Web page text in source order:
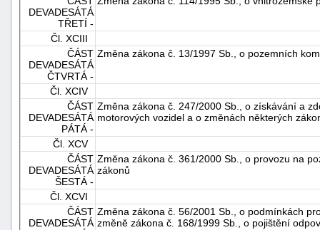
DEVADESÁTÁ
TŘETÍ -
Čl. XCIII
ČÁST
DEVADESÁTÁ
ČTVRTÁ -
Změna zákona č. 13/1997 Sb., o pozemních
Čl. XCIV
ČÁST
DEVADESÁTÁ
PÁTÁ -
Změna zákona č. 247/2000 Sb., o získávání a
motorových vozidel a o změnách některých
Čl. XCV
ČÁST
DEVADESÁTÁ
ŠESTÁ -
Změna zákona č. 361/2000 Sb., o provozu na
zákonů
Čl. XCVI
ČÁST
DEVADESÁTÁ
Změna zákona č. 56/2001 Sb., o podmínkách
změně zákona č. 168/1999 Sb., o pojištění